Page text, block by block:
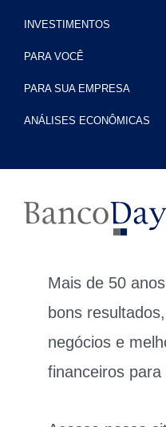
INVESTIMENTOS
PARA VOCÊ
PARA SUA EMPRESA
ANÁLISES ECONÔMICAS
Mais de 50
bons
negócios e
financeiros para